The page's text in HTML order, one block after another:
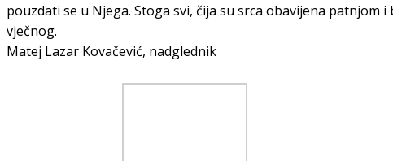
pouzdati se u Njega. Stoga svi, čija su srca obavijena patnjom i
vječnog.
Matej Lazar Kovačević, nadglednik